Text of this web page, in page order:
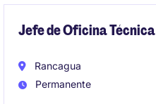
Jefe de Oficina Técnica
Rancagua
Permanente